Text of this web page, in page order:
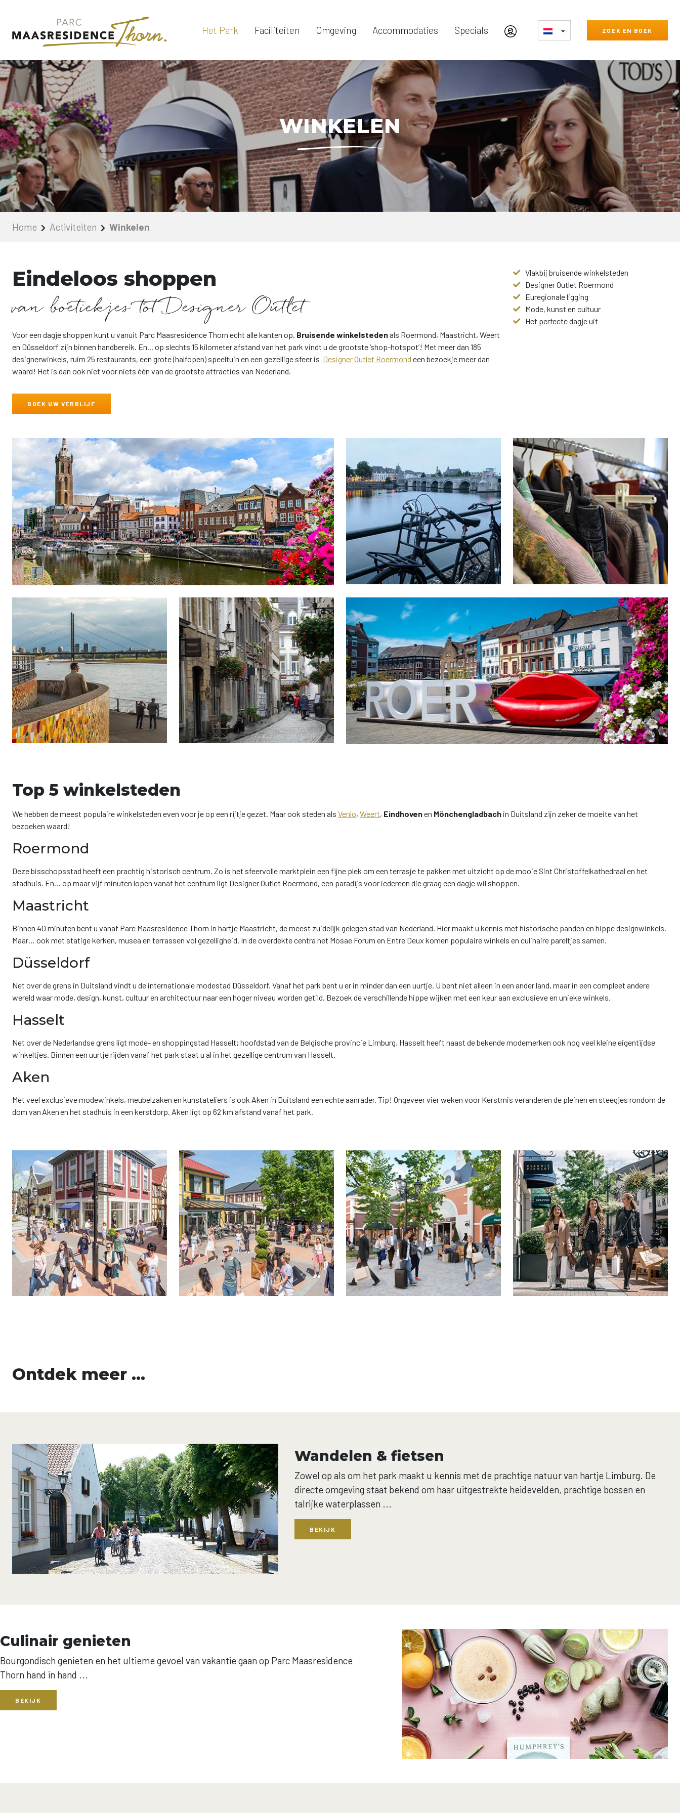
Het Park Faciliteiten Omgeving Accommodaties Specials ZOEK EN BOEK
WINKELEN
Home Activiteiten Winkelen
Eindeloos shoppen
van boetiekjes tot Designer Outlet
Voor een dagje shoppen kunt u vanuit Parc Maasresidence Thorn echt alle kanten op. Bruisende winkelstedenals Roermond, Maastricht, Weert
en Düsseldorf zijn binnen handbereik. En... op slechts 15 kilometer afstand van het park vindt u de grootste ‘shop-hotspot’! Met meer dan 185
designerwinkels, ruim 25 restaurants, een grote (halfopen) speeltuin en een gezellige sfeer is Designer Outlet Roermond een bezoekje meer dan
waard! Het is dan ook niet voor niets één van de grootste attracties van Nederland.
Vlakbij bruisende winkelsteden
Designer Outlet Roermond
Euregionale ligging
Mode, kunst en cultuur
Het perfecte dagje uit
BOEK UW VERBLIJF
Top 5 winkelsteden
We hebben de meest populaire winkelsteden even voor je op een rijtje gezet. Maar ook steden als Venlo, Weert, Eindhovenen Mönchengladbach in Duitsland zijn zeker de moeite van het
bezoeken waard!
Roermond
Deze bisschopsstad heeft een prachtig historisch centrum. Zo is het sfeervolle marktplein een fijne plek om een terrasje te pakken met uitzicht op de mooie Sint Christoffelkathedraal en het
stadhuis. En… op maar vijf minuten lopen vanaf het centrum ligt Designer Outlet Roermond, een paradijs voor iedereen die graag een dagje wil shoppen.
Maastricht
Binnen 40 minuten bent u vanaf Parc Maasresidence Thorn in hartje Maastricht, de meest zuidelijk gelegen stad van Nederland. Hier maakt u kennis met historische panden en hippe designwinkels.
Maar… ook met statige kerken, musea en terrassen vol gezelligheid. In de overdekte centra het Mosae Forum en Entre Deux komen populaire winkels en culinaire pareltjes samen.
Düsseldorf
Net over de grens in Duitsland vindt u de internationale modestad Düsseldorf. Vanaf het park bent u er in minder dan een uurtje. U bent niet alleen in een ander land, maar in een compleet andere
wereld waar mode, design, kunst, cultuur en architectuur naar een hoger niveau worden getild. Bezoek de verschillende hippe wijken met een keur aan exclusieve en unieke winkels.
Hasselt
Net over de Nederlandse grens ligt mode- en shoppingstad Hasselt; hoofdstad van de Belgische provincie Limburg. Hasselt heeft naast de bekende modemerken ook nog veel kleine eigentijdse
winkeltjes. Binnen een uurtje rijden vanaf het park staat u al in het gezellige centrum van Hasselt.
Aken
Met veel exclusieve modewinkels, meubelzaken en kunstateliers is ook Aken in Duitsland een echte aanrader. Tip! Ongeveer vier weken voor Kerstmis veranderen de pleinen en steegjes rondom de
dom van Aken en het stadhuis in een kerstdorp. Aken ligt op 62 km afstand vanaf het park.
Ontdek meer …
Wandelen & fietsen
Zowel op als om het park maakt u kennis met de prachtige natuur van hartje Limburg. De
directe omgeving staat bekend om haar uitgestrekte heidevelden, prachtige bossen en
talrijke waterplassen ...
BEKIJK
Culinair genieten
Bourgondisch genieten en het ultieme gevoel van vakantie gaan op Parc Maasresidence
Thorn hand in hand ...
BEKIJK